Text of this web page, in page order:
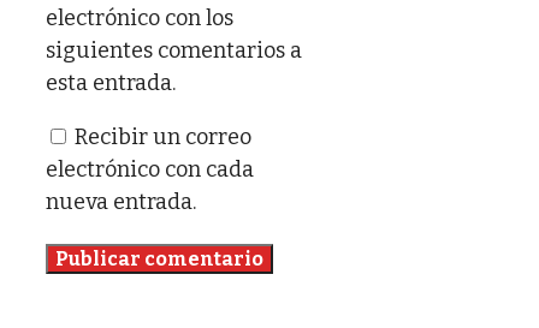
electrónico con los
siguientes comentarios a
esta entrada.
Recibir un correo
electrónico con cada
nueva entrada.